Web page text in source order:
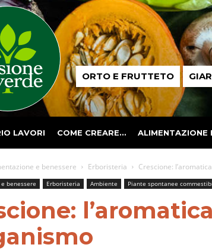
Passione
in ORTO E FRUTTETO
LAVORI COME CREARE… ALIMENTAZIONE
e benessere Erboristeria Crescione:
benessere Erboristeria Ambiente Piante spontanee